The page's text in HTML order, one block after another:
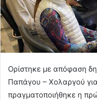
Ορίστηκε με απόφαση
Παπάγου – Χολαργού
πραγματοποιήθηκε η